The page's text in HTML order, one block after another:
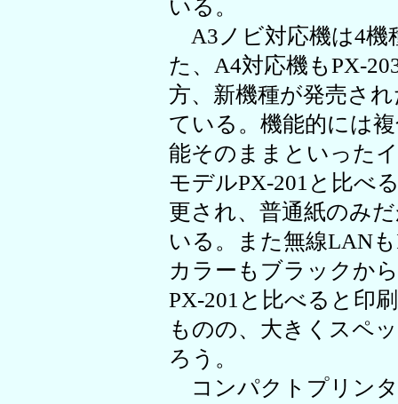
いる。
A3ノビ対応機は4機
た、A4対応機もPX-
方、新機種が発売さ
ている。機能的には
能そのままといった
モデルPX-201と比べ
更され、普通紙のみ
いる。また無線LAN
カラーもブラックか
PX-201と比べると印
ものの、大きくスペ
ろう。
コンパクトプリン